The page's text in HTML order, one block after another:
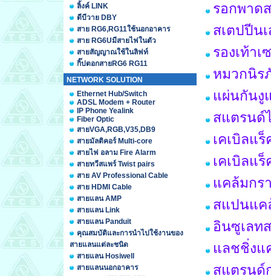
ลิ้งค์ LINK
ดีบีวาย DBY
สาย RG6,RG11ใช้นอกอาคาร
สาย RG6Uมีสายไฟในตัว
สายสัญญาณใช้ในลิฟท์
กิ๊ปตอกสายRG6 RG11
NETWORK SOLUTION
Ethernet Hub/Switch
ADSL Modem + Router
IP Phone Yealink
Fiber Optic
สายVGA,RGB,V35,DB9
สายมัลติคอร์ Multi-core
สายไฟ อลาม Fire Alarm
สายทวีสแพร์ Twist pairs
สาย AV Professional Cable
สาย HDMI Cable
สายแลน AMP
สายแลน Link
สายแลน Panduit
คุณสมบัติและการนำไปใช้งานของ
สายแลนแต่ละชนิด
สายแลน Hosiwell
สายแลนนอกอาคาร
รอกพาด
สเตปปีน
รองเท้า
หมวกนิร
แผ่นกันงู
สแตรนด์
เคเบิลแ
เคเบิลแ
แคล้มกร
สแปนแค
อินซูเลท
แลชชิ่งแ
สแตรนด์